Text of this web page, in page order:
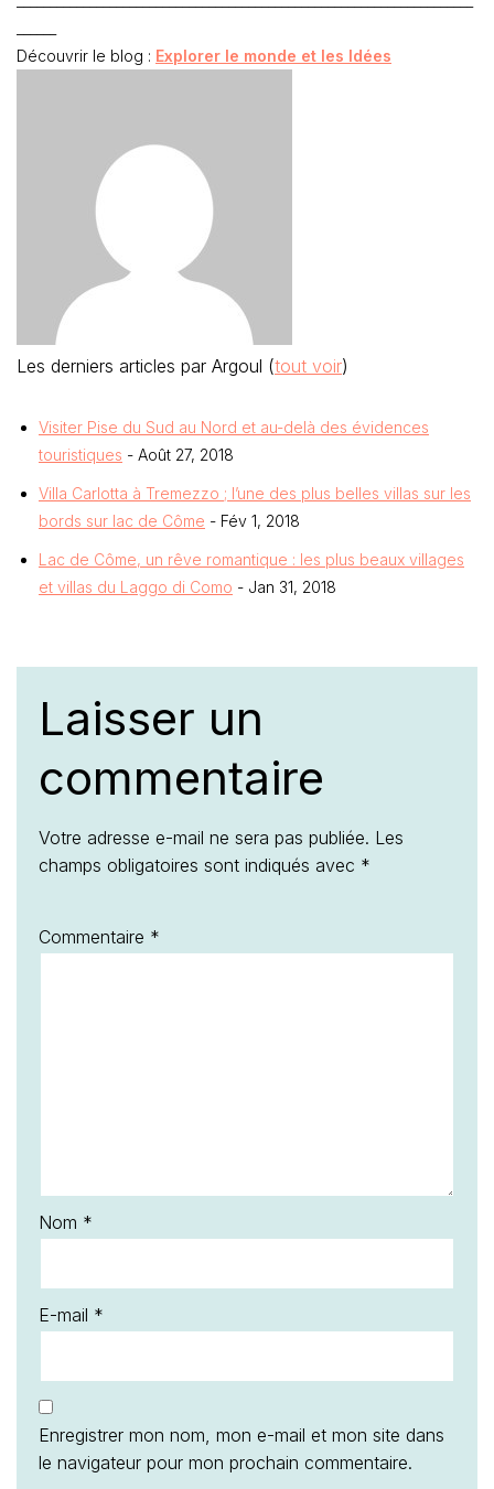
Découvrir le blog : Explorer le monde et les Idées
Les derniers articles par Argoul (tout voir)
Visiter Pise du Sud au Nord et au-delà des évidences
touristiques - Août 27, 2018
Villa Carlotta à Tremezzo ; l’une des plus belles villas sur les
bords sur lac de Côme - Fév 1, 2018
Lac de Côme, un rêve romantique : les plus beaux villages
et villas du Laggo di Como - Jan 31, 2018
Laisser un
commentaire
Votre adresse e-mail ne sera pas publiée. Les
champs obligatoires sont indiqués avec *
Commentaire *
Nom *
E-mail *
Enregistrer mon nom, mon e-mail et mon site dans
le navigateur pour mon prochain commentaire.